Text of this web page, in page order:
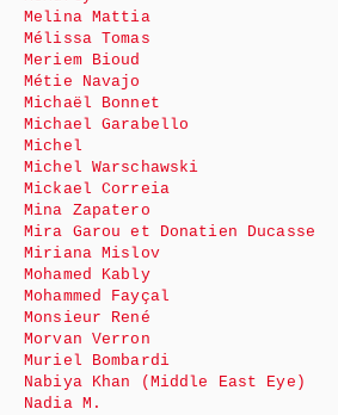
Melina Mattia
Mélissa Tomas
Meriem Bioud
Métie Navajo
Michaël Bonnet
Michael Garabello
Michel
Michel Warschawski
Mickael Correia
Mina Zapatero
Mira Garou et Donatien Ducasse
Miriana Mislov
Mohamed Kably
Mohammed Fayçal
Monsieur René
Morvan Verron
Muriel Bombardi
Nabiya Khan (Middle East Eye)
Nadia M.